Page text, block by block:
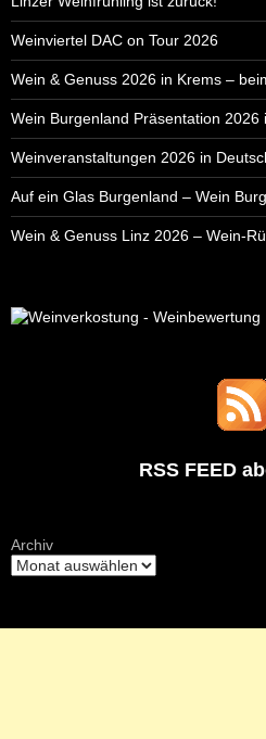
Weinviertel DAC on Tour 2026
Wein & Genuss 2026 in Krems –
Wein Burgenland Präsentation 2026
Weinveranstaltungen 2026 in
Auf ein Glas Burgenland – Wein
Wein & Genuss Linz 2026 – Wein-
RSS FEED
Archiv